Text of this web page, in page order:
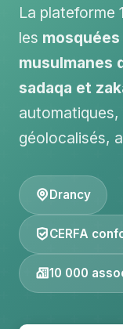
La plateforme
les
musulmanes
sadaqa et
géolocalisés,
Drancy
CERFA
10 000